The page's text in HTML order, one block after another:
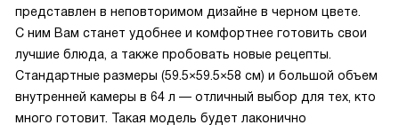
представлен в неповторимом дизайне в черном цвете.
С ним Вам станет удобнее и комфортнее готовить свои
лучшие блюда, а также пробовать новые рецепты.
Стандартные размеры (59.5×59.5×58 см) и большой объем
внутренней камеры в 64 л — отличный выбор для тех, кто
много готовит. Такая модель будет лаконично